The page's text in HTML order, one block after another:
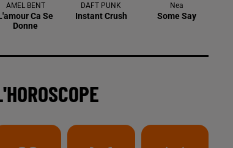
AMEL BENT
Ca Se
Donne
DAFT PUNK
Instant Crush
Nea
Some Say